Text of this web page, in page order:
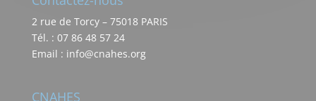
2 rue de Torcy – 75018 PARIS
Tél. : 07 86 48 57 24
Email : info@cnahes.org
CNAHES